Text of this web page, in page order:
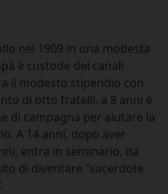
nel 1909 in una modesta
è custode dei canali
il modesto stipendio con
di otto fratelli, a 8 anni è
di campagna per aiutare la
A 14 anni, dopo aver
entra in seminario, da
di diventare “sacerdote